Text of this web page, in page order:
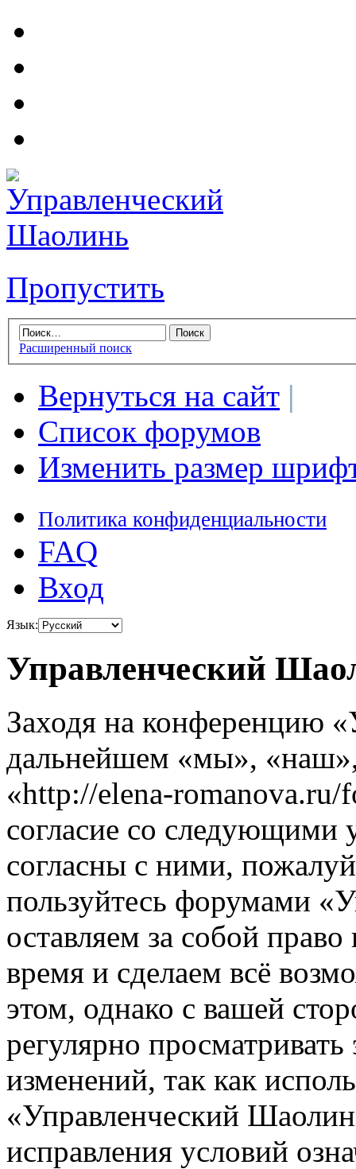
Пропустить
Расширенный поиск
Вернуться на сайт |
Список форумов
Изменить размер
Политика конфиденциальности
FAQ
Вход
Язык:
Управленческий
Заходя на конференцию
дальнейшем «мы»,
«http://elena-romanova.ru/
согласие со следующими
согласны с ними,
пользуйтесь форумами
оставляем за собой
время и сделаем всё
этом, однако с вашей
регулярно просматривать
изменений, так как
«Управленческий
исправления условий